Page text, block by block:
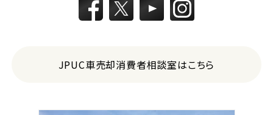
JPUC車売却消費者相談室はこちら